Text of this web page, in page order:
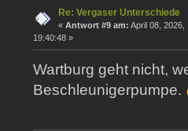
Re: Vergaser Unterschiede
« Antwort #9 am: April 08, 2026,
19:40:48 »
Wartburg geht nicht,
Beschleunigerpumpe.